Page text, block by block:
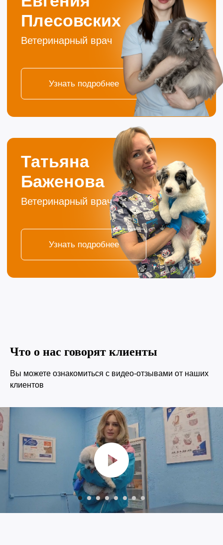
Что о нас говорят клиенты
Вы можете ознакомиться с видео-отзывами от наших
клиентов